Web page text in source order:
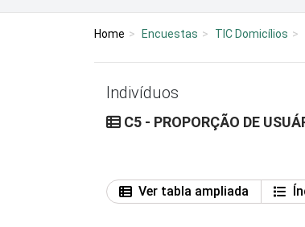
Home Encuestas TIC Domicílios
Indivíduos
C5 - PROPORÇÃO DE
Ver tabla ampliada